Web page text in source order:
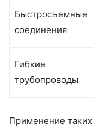
Быстросъемные
соединения
Гибкие
трубопроводы
Применение